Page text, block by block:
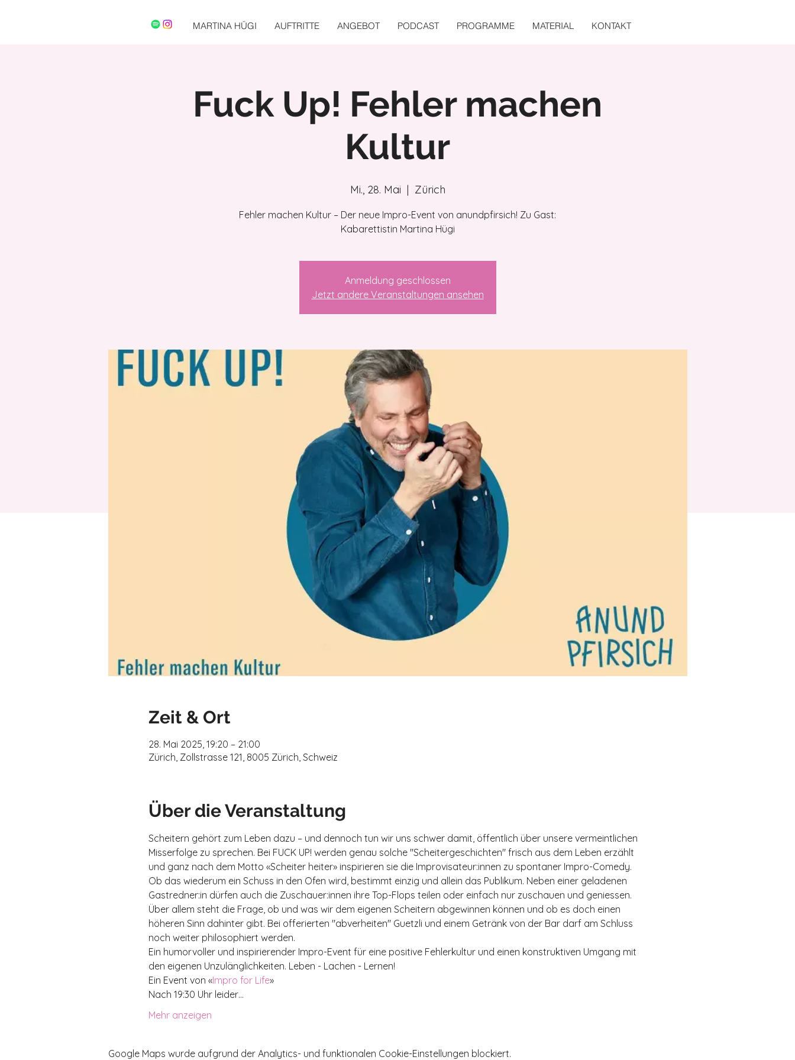
MARTINA HÜGI AUFTRITTE ANGEBOT PODCAST PROGRAMME MATERIAL KONTAKT
Fuck Up! Fehler machen
Kultur
Mi., 28. Mai
  |
Zürich
Fehler machen Kultur – Der neue Impro-Event von anundpfirsich! Zu Gast:
Kabarettistin Martina Hügi
Anmeldung geschlossen
Jetzt andere Veranstaltungen ansehen
Zeit & Ort
28. Mai 2025, 19:20 – 21:00
Zürich, Zollstrasse 121, 8005 Zürich, Schweiz
Über die Veranstaltung
Scheitern gehört zum Leben dazu – und dennoch tun wir uns schwer damit, öffentlich über unsere vermeintlichen
Misserfolge zu sprechen. Bei FUCK UP! werden genau solche "Scheitergeschichten" frisch aus dem Leben erzählt
und ganz nach dem Motto «Scheiter heiter» inspirieren sie die Improvisateur:innen zu spontaner Impro-Comedy.
Ob das wiederum ein Schuss in den Ofen wird, bestimmt einzig und allein das Publikum. Neben einer geladenen
Gastredner:in dürfen auch die Zuschauer:innen ihre Top-Flops teilen oder einfach nur zuschauen und geniessen.
Über allem steht die Frage, ob und was wir dem eigenen Scheitern abgewinnen können und ob es doch einen
höheren Sinn dahinter gibt. Bei offerierten "abverheiten" Guetzli und einem Getränk von der Bar darf am Schluss
noch weiter philosophiert werden.
Ein humorvoller und inspirierender Impro-Event für eine positive Fehlerkultur und einen konstruktiven Umgang mit
den eigenen Unzulänglichkeiten. Leben - Lachen - Lernen!
Ein Event von «Impro for Life»
Nach 19:30 Uhr leider…
Mehr anzeigen
Google Maps wurde aufgrund der Analytics- und funktionalen Cookie-Einstellungen blockiert.